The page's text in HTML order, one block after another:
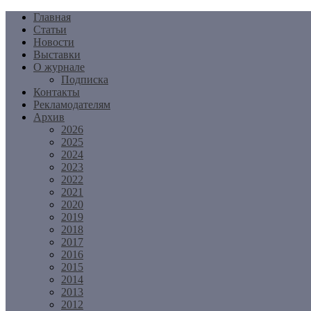
Перейти
содержимому
Главная
Статьи
Новости
Выставки
О журнале
Подписка
Контакты
Рекламодателям
Архив
2026
2025
2024
2023
2022
2021
2020
2019
2018
2017
2016
2015
2014
2013
2012